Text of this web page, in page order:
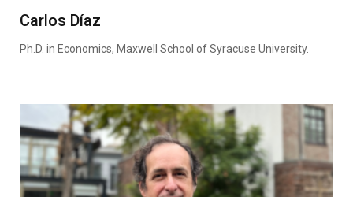
Carlos Díaz
Ph.D. in Economics, Maxwell School of Syracuse University.